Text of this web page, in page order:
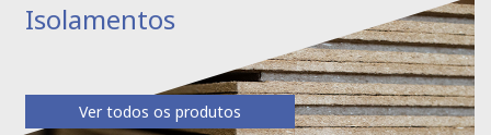
Isolamentos
Ver todos os produtos